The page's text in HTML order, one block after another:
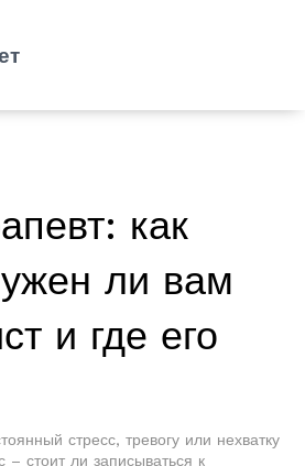
как
ли вам
и где его
стресс, тревогу или нехватку
– стоит ли записываться к